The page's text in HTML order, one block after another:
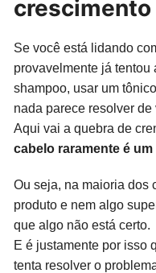
Se você está lidando
provavelmente já
shampoo, usar um
nada parece resolver de
Aqui vai a quebra de
cabelo raramente é
Ou seja, na maioria dos
produto e nem algo
que algo não está certo.
E é justamente por isso
tenta resolver o